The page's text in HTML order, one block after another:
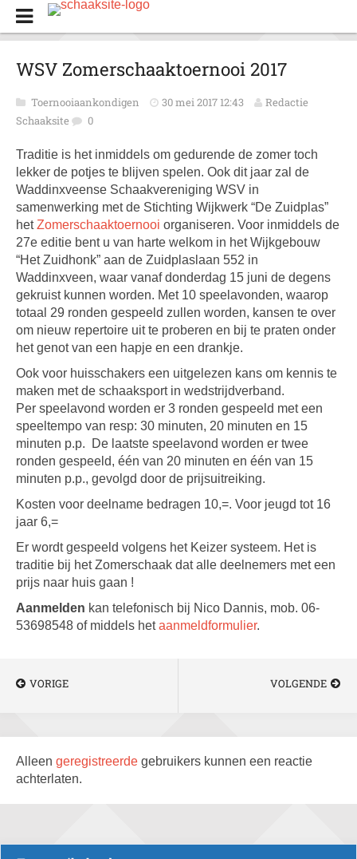
WSV Zomerschaaktoernooi 2017
Toernooiaankondigen 30 mei 2017 12:43
Redactie
Schaaksite
0
Traditie is het inmiddels om gedurende de zomer toch
lekker de potjes te blijven spelen. Ook dit jaar zal de
Waddinxveense Schaakvereniging WSV in
samenwerking met de Stichting Wijkwerk “De Zuidplas”
hetZomerschaaktoernooi organiseren. Voor inmiddels de
27e editie bent u van harte welkom in het Wijkgebouw
“Het Zuidhonk” aan de Zuidplaslaan 552 in
Waddinxveen, waar vanaf donderdag 15 juni de degens
gekruist kunnen worden. Met 10 speelavonden, waarop
totaal 29 ronden gespeeld zullen worden, kansen te over
om nieuw repertoire uit te proberen en bij te praten onder
het genot van een hapje en een drankje.
Ook voor huisschakers een uitgelezen kans om kennis te
maken met de schaaksport in wedstrijdverband.
Per speelavond worden er 3 ronden gespeeld met een
speeltempo van resp: 30 minuten, 20 minuten en 15
minuten p.p. De laatste speelavond worden er twee
ronden gespeeld, één van 20 minuten en één van 15
minuten p.p., gevolgd door de prijsuitreiking.
Kosten voor deelname bedragen 10,=. Voor jeugd tot 16
jaar 6,=
Er wordt gespeeld volgens het Keizer systeem. Het is
traditie bij het Zomerschaak dat alle deelnemers met een
prijs naar huis gaan !
Aanmelden kan telefonisch bij Nico Dannis, mob. 06-
53698548 of middels hetaanmeldformulier.
VORIGE VOLGENDE
Alleen geregistreerde gebruikers kunnen een reactie
achterlaten.